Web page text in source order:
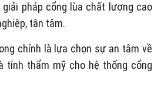
pháp cổng lùa chất lượng cao
tận tâm.
chính là lựa chọn sự an tâm về
tính thẩm mỹ cho hệ thống cổng